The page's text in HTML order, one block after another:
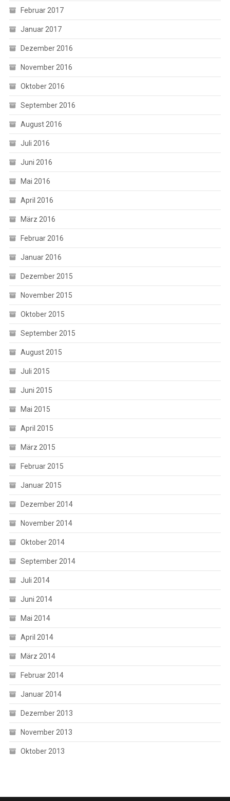
Februar 2017
Januar 2017
Dezember 2016
November 2016
Oktober 2016
September 2016
August 2016
Juli 2016
Juni 2016
Mai 2016
April 2016
März 2016
Februar 2016
Januar 2016
Dezember 2015
November 2015
Oktober 2015
September 2015
August 2015
Juli 2015
Juni 2015
Mai 2015
April 2015
März 2015
Februar 2015
Januar 2015
Dezember 2014
November 2014
Oktober 2014
September 2014
Juli 2014
Juni 2014
Mai 2014
April 2014
März 2014
Februar 2014
Januar 2014
Dezember 2013
November 2013
Oktober 2013